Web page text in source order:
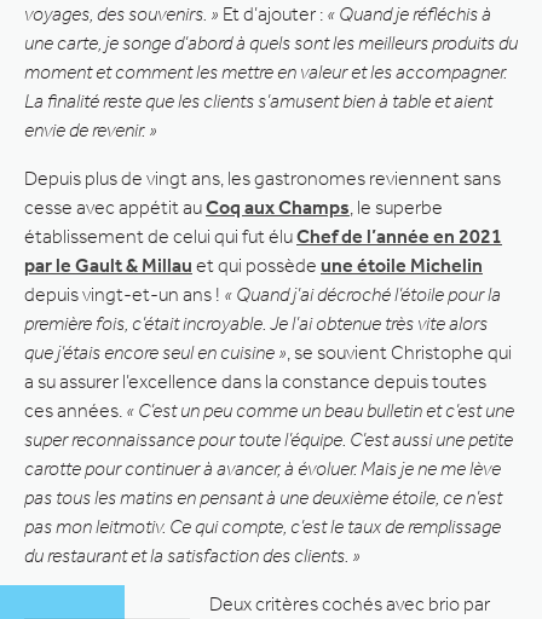
voyages, des souvenirs. » Et d’ajouter : « Quand je réfléchis à
une carte, je songe d’abord à quels sont les meilleurs produits du
moment et comment les mettre en valeur et les accompagner.
La finalité reste que les clients s’amusent bien à table et aient
envie de revenir. »
Depuis plus de vingt ans, les gastronomes reviennent sans
cesse avec appétit auCoq aux Champs , le superbe
établissement de celui qui fut éluChef de l’année en 2021
par le Gault & Millau et qui possède une étoile Michelin
depuis vingt-et-un ans ! « Quand j’ai décroché l’étoile pour la
première fois, c’était incroyable. Je l’ai obtenue très vite alors
que j’étais encore seul en cuisine » , se souvient Christophe qui
a su assurer l’excellence dans la constance depuis toutes
ces années. « C’est un peu comme un beau bulletin et c’est une
super reconnaissance pour toute l’équipe. C’est aussi une petite
carotte pour continuer à avancer, à évoluer. Mais je ne me lève
pas tous les matins en pensant à une deuxième étoile, ce n’est
pas mon leitmotiv. Ce qui compte, c’est le taux de remplissage
du restaurant et la satisfaction des clients. »
Deux critères cochés avec brio par